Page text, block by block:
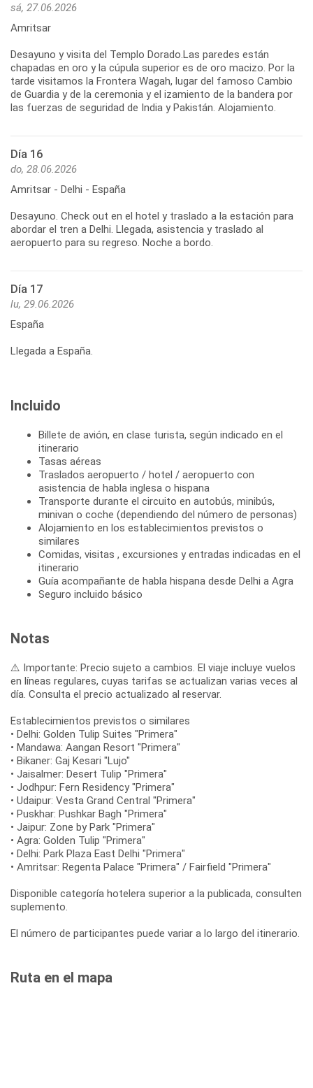
sá, 27.06.2026
Amritsar
Desayuno y visita del Templo Dorado.Las paredes están
chapadas en oro y la cúpula superior es de oro macizo. Por la
tarde visitamos la Frontera Wagah, lugar del famoso Cambio
de Guardia y de la ceremonia y el izamiento de la bandera por
las fuerzas de seguridad de India y Pakistán. Alojamiento.
Día 16
do, 28.06.2026
Amritsar - Delhi - España
Desayuno. Check out en el hotel y traslado a la estación para
abordar el tren a Delhi. Llegada, asistencia y traslado al
aeropuerto para su regreso. Noche a bordo.
Día 17
lu, 29.06.2026
España
Llegada a España.
Incluido
Billete de avión, en clase turista, según indicado en el
itinerario
Tasas aéreas
Traslados aeropuerto / hotel / aeropuerto con
asistencia de habla inglesa o hispana
Transporte durante el circuito en autobús, minibús,
minivan o coche (dependiendo del número de personas)
Alojamiento en los establecimientos previstos o
similares
Comidas, visitas , excursiones y entradas indicadas en el
itinerario
Guía acompañante de habla hispana desde Delhi a Agra
Seguro incluido básico
Notas
⚠️ Importante: Precio sujeto a cambios. El viaje incluye vuelos
en líneas regulares, cuyas tarifas se actualizan varias veces al
día. Consulta el precio actualizado al reservar.
Establecimientos previstos o similares
• Delhi: Golden Tulip Suites "Primera"
• Mandawa: Aangan Resort "Primera"
• Bikaner: Gaj Kesari "Lujo"
• Jaisalmer: Desert Tulip "Primera"
• Jodhpur: Fern Residency "Primera"
• Udaipur: Vesta Grand Central "Primera"
• Puskhar: Pushkar Bagh "Primera"
• Jaipur: Zone by Park "Primera"
• Agra: Golden Tulip "Primera"
• Delhi: Park Plaza East Delhi "Primera"
• Amritsar: Regenta Palace "Primera" / Fairfield "Primera"
Disponible categoría hotelera superior a la publicada, consulten
suplemento.
El número de participantes puede variar a lo largo del itinerario.
Ruta en el mapa